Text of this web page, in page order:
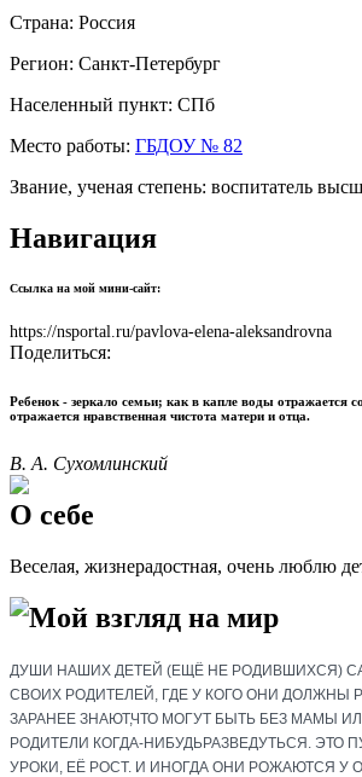
Страна: Россия
Регион: Санкт-Петербург
Населенный пункт: СПб
Место работы: ГБДОУ № 82
Звание, ученая степень: воспитатель
Навигация
Ссылка на мой мини-сайт:
https://nsportal.ru/pavlova-elena-aleksandrovna
Поделиться:
Ребенок - зеркало семьи; как в капле воды отражается
отражается нравственная чистота матери и отца.
В. А. Сухомлинский
О себе
Веселая, жизнерадостная, очень люблю
Мой взгляд на мир
ДУШИ НАШИХ ДЕТЕЙ (ЕЩЁ НЕ РОДИВШИХСЯ)
СВОИХ РОДИТЕЛЕЙ , ГДЕ У КОГО ОНИ ДОЛЖНЫ
ЗАРАНЕЕ ЗНАЮТ,ЧТО МОГУТ БЫТЬ БЕЗ МАМЫ
РОДИТЕЛИ КОГДА-НИБУДЬРАЗВЕДУТЬСЯ. ЭТО
УРОКИ , ЕЁ РОСТ. И ИНОГДА ОНИ РОЖАЮТСЯ У